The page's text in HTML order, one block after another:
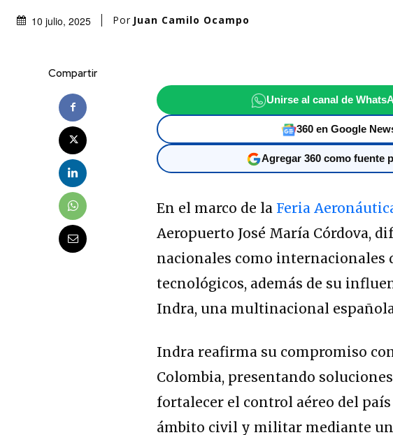
10 julio, 2025 Por Juan Camilo Ocampo
Compartir
Unirse al canal de
360 en Google
Agregar 360 como fuente
En el marco de laFeria
Aeropuerto José María Córdova,
nacionales como internacionales
tecnológicos, además de su
Indra, una multinacional
Indra reafirma su compromiso
Colombia, presentando
fortalecer el control aéreo del
ámbito civil y militar mediante